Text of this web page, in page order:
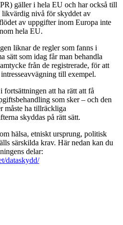
gäller i hela EU och har också till
likvärdig nivå för skyddet av
av uppgifter inom Europa inte
hela EU.
liknar de regler som fanns i
sätt som idag får man behandla
från de registrerade, för att
till exempel.
fortsättningen att ha rätt att få
som sker – och den
måste ha tillräckliga
skyddas på rätt sätt.
hälsa, etniskt ursprung, politisk
särskilda krav. Här nedan kan du
delar:
dataskydd/